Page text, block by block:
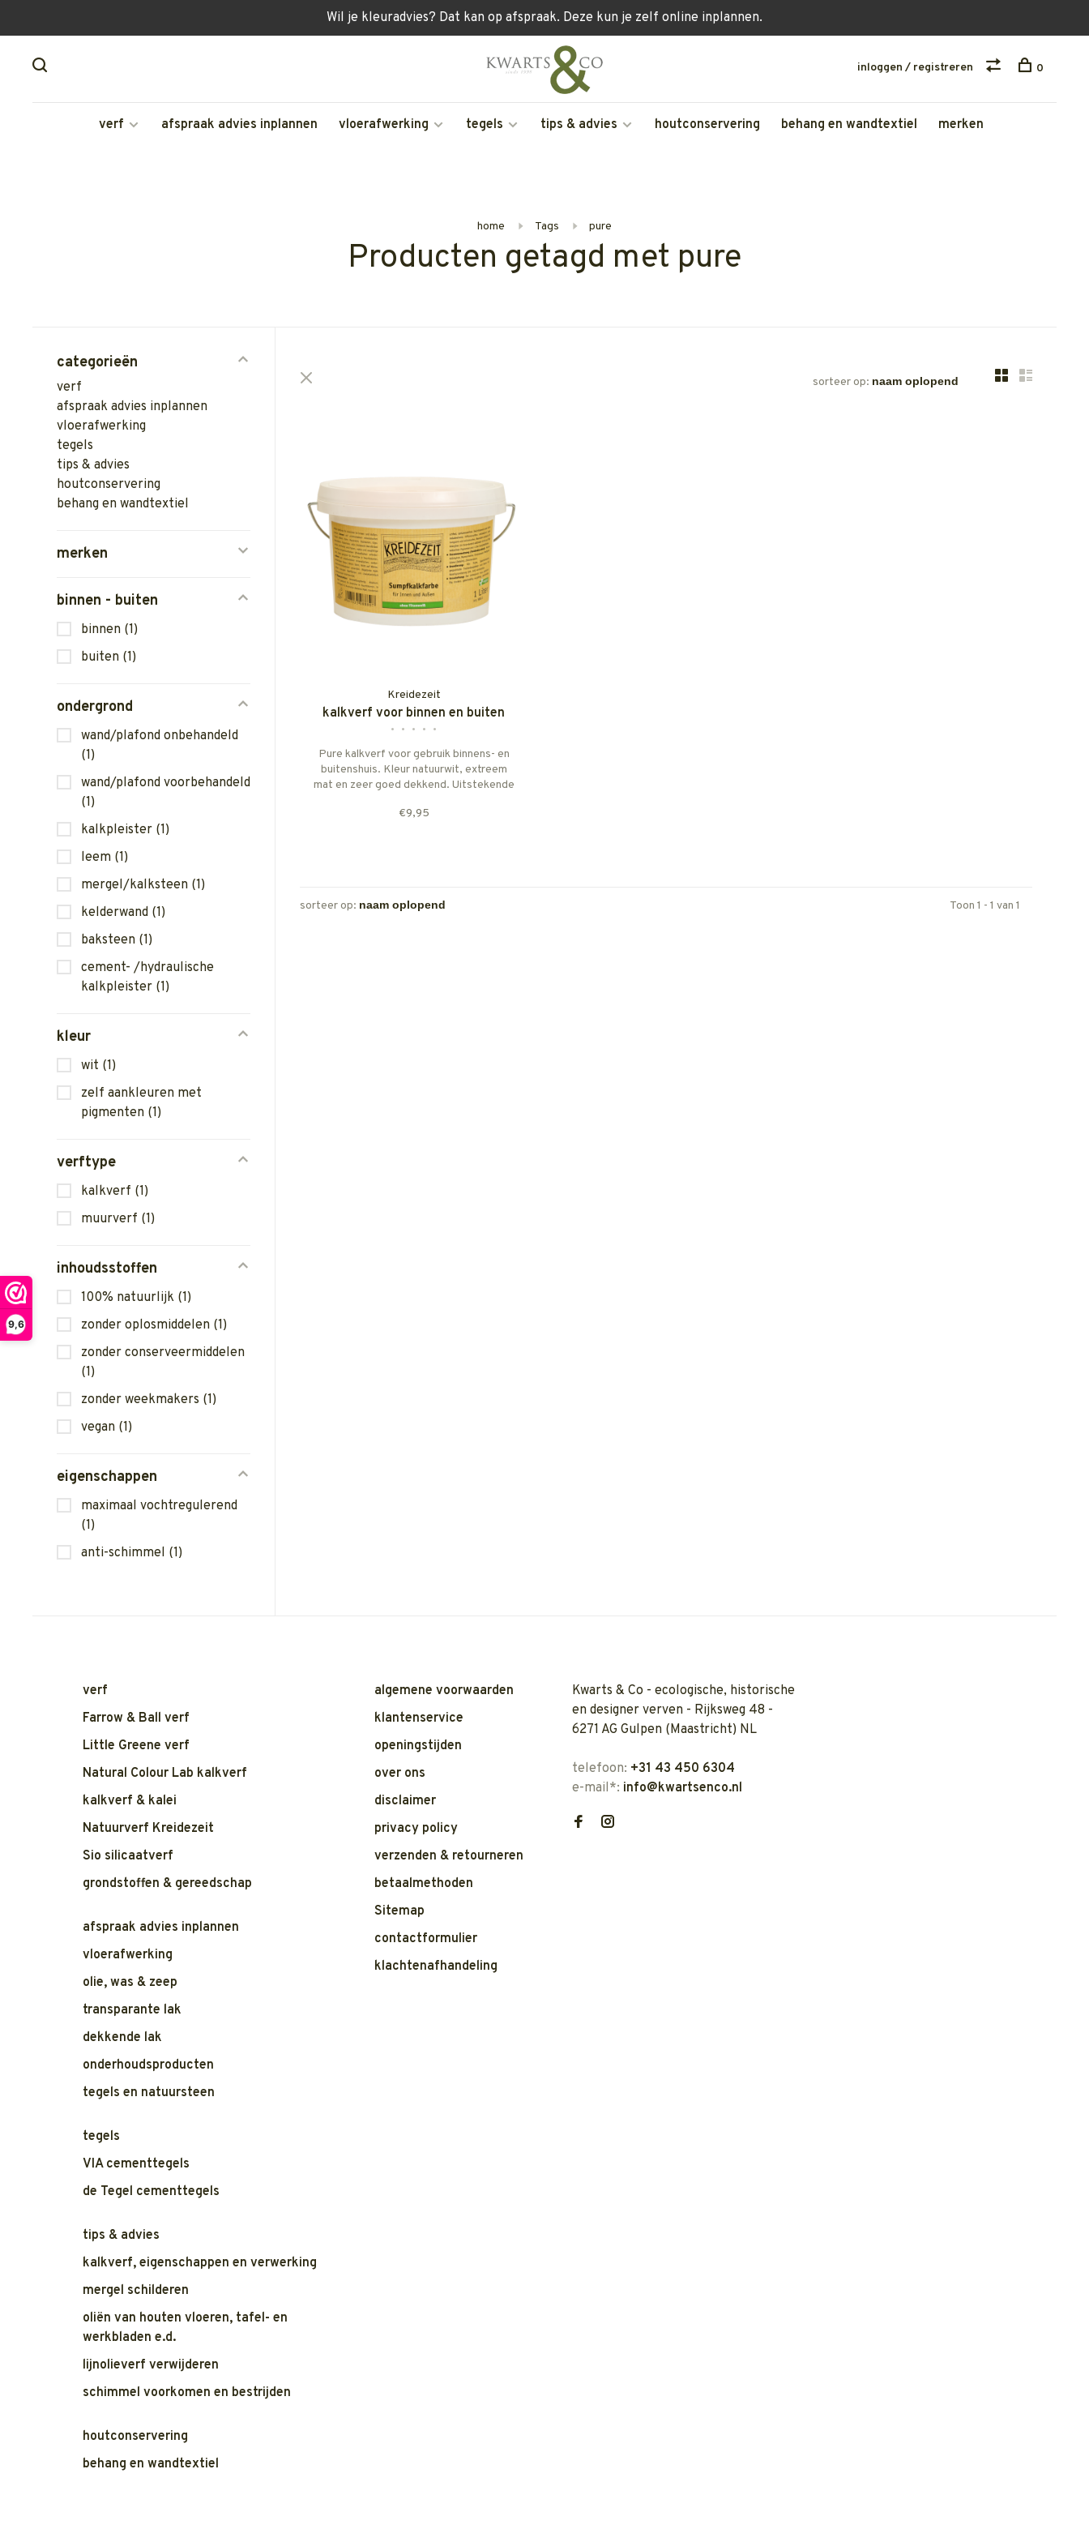
9,6
Wil je kleuradvies? Dat kan op afspraak. Deze kun je zelf online inplannen.
verf afspraak advies inplannen vloerafwerking tegels tips & advies houtconservering behang en wandtextiel merken
inloggen / registreren 0
home Tags pure
Producten getagd met pure
categorieën
verf
afspraak advies inplannen
vloerafwerking
tegels
tips & advies
houtconservering
behang en wandtextiel
merken
binnen - buiten
binnen (1)
buiten (1)
ondergrond
wand/plafond onbehandeld
(1)
wand/plafond voorbehandeld
(1)
kalkpleister (1)
leem (1)
mergel/kalksteen (1)
kelderwand (1)
baksteen (1)
cement- /hydraulische
kalkpleister (1)
kleur
wit (1)
zelf aankleuren met
pigmenten (1)
verftype
kalkverf (1)
muurverf (1)
inhoudsstoffen
100% natuurlijk (1)
zonder oplosmiddelen (1)
zonder conserveermiddelen
(1)
zonder weekmakers (1)
vegan (1)
eigenschappen
maximaal vochtregulerend
(1)
anti-schimmel (1)
sorteer op:
Kreidezeit
kalkverf voor binnen en buiten
• • • • •
Pure kalkverf voor gebruik binnens- en
buitenshuis. Kleur natuurwit, extreem
mat en zeer goed dekkend. Uitstekende
Zuigende ondergronden altijd
€9,95
sorteer op: Toon 1 - 1 van 1
verf
Farrow & Ball verf
Little Greene verf
Natural Colour Lab kalkverf
kalkverf & kalei
Natuurverf Kreidezeit
Sio silicaatverf
grondstoffen & gereedschap
afspraak advies inplannen
vloerafwerking
olie, was & zeep
transparante lak
dekkende lak
onderhoudsproducten
tegels en natuursteen
tegels
VIA cementtegels
de Tegel cementtegels
tips & advies
kalkverf, eigenschappen en verwerking
mergel schilderen
oliën van houten vloeren, tafel- en
werkbladen e.d.
lijnolieverf verwijderen
schimmel voorkomen en bestrijden
houtconservering
behang en wandtextiel
algemene voorwaarden
klantenservice
openingstijden
over ons
disclaimer
privacy policy
verzenden & retourneren
betaalmethoden
Sitemap
contactformulier
klachtenafhandeling
Kwarts & Co - ecologische, historische
en designer verven - Rijksweg 48 -
6271 AG Gulpen (Maastricht) NL
telefoon: +31 43 450 6304
e-mail*: info@kwartsenco.nl